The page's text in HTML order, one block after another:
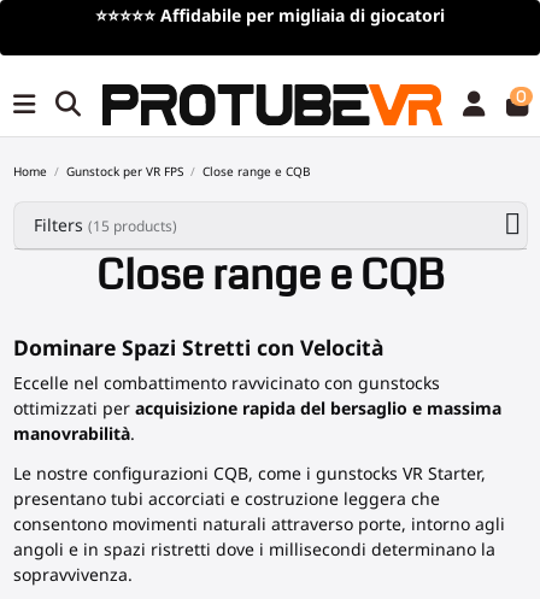
Spedizione gratuitaper ordini superiori a 100€/115$
0
Home Gunstock per VR FPS Close range e CQB
Close range e CQB
Dominare Spazi Stretti con Velocità
Eccelle nel combattimento ravvicinato con gunstocks
ottimizzati per acquisizione rapida del bersaglio e massima
manovrabilità.
Le nostre configurazioni CQB, come i gunstocks VR Starter,
presentano tubi accorciati e costruzione leggera che
consentono movimenti naturali attraverso porte, intorno agli
angoli e in spazi ristretti dove i millisecondi determinano la
sopravvivenza.
Filters (15 products)